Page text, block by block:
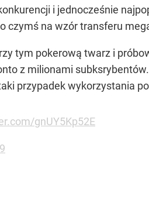
i jednocześnie
czymś na wzór transferu
tym pokerową twarz i
z milionami
przypadek wykorzystania
gnUY5Kp52E